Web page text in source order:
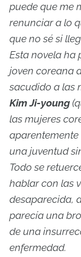
puede que me
renunciar a lo
que no sé si
Esta novela ha
joven coreana
sacudido a las
Kim Ji-young
las mujeres
una juventud
Todo se
hablar con las
desaparecida,
parecía una
de una
enfermedad.